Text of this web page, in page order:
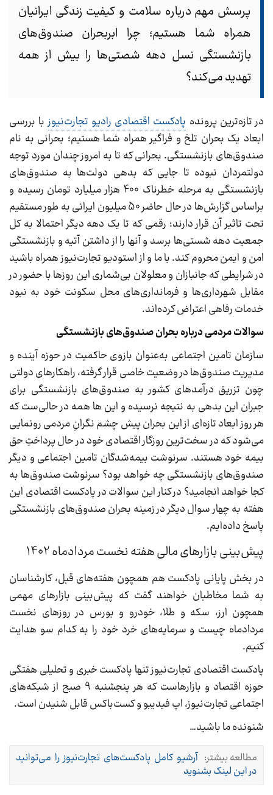
پرسش مهم درباره سلامت و کیفیت زندگی ایرانیان
همراه شما هستیم؛ چرا ابربحران صندوق‌های
بازنشستگی نسل دهه شصتی‌ها را بیش از همه
تهدید می‌کند؟
در تازه‌ترین پرونده پادکست اقتصادی رادیو تجارت‌نیوزبا بررسی
ابعاد یک بحران تلخ و فراگیر همراه شما هستیم؛ بحرانی به نام
صندوق‌های بازنشستگی. بحرانی که تا به امروز چندان مورد توجه
دولتمردان نبوده تا جایی که بدهی دولت‌ها به صندوق‌های
بازنشستگی به مرحله خطرناک 400 هزار میلیارد تومان رسیده و
براساس گزارش‌ها در حال حاضر 50 میلیون ایرانی به طور مستقیم
تحت تاثیر آن قرار دارند؛ رقمی که تا یک دهه دیگر احتمالا به کل
جمعیت دهه شستی‌ها برسد و آنها را از داشتن آتیه و بازنشستگی
امن و ایمن محروم کند. با ما و از استودیو تجارت‌نیوز همراه باشید
در شرایطی که جانبازان و معلولان بی‌شماری این روزها با حضور در
مقابل شهرداری‌ها و فرمانداری‌های محل سکونت خود به نبود
خدمات رفاهی اعتراض کرده‌اند.
سوالات مردمی درباره بحران صندوق‌های بازنشستگی
سازمان تامین اجتماعی به‌عنوان بازوی حاکمیت در حوزه آینده و
مدیریت صندوق‌ها در وضعیت خاصی قرار گرفته، راهکارهای دولتی
چون تزریق درآمدهای کشور به صندوق‌های بازنشستگی برای
جبران این بدهی به نتیجه نرسیده و این ها همه در حالی‌ست که
هر روز ابعاد تازه‌ای از این بحران پیش چشم نگرانِ مردمی رونمایی
می‌شود که در سخت‌ترین روزگار اقتصادی خود در حال پرداختِ حق
بیمه خود هستند. سرنوشت بیمه‌شدگان تامین اجتماعی و دیگر
صندوق‌های بازنشستگی چه خواهد بود؟ سرنوشت صندوق‌ها به
کجا خواهد انجامید؟ در کنار این سوالات در پادکست اقتصادی این
هفته به چهار سوال دیگر در زمینه بحران صندوق‌های بازنشستگی
پاسخ داده‌ایم.
پیش‌بینی بازارهای مالی هفته نخست مردادماه 1402
در بخش پایانی پادکست هم همچون هفته‌های قبل، کارشناسان
به شما مخاطبان خواهند گفت که پیش‌بینی بازارهای مهمی
همچون ارز، سکه و طلا، خودرو و بورس در روزهای نخست
مردادماه چیست و سرمایه‌های خرد خود را به کدام سو هدایت
کنیم.
پادکست اقتصادی تجارت‌نیوز تنها پادکست خبری و تحلیلی هفتگی
حوزه اقتصاد و بازارهاست که هر پنجشنبه 9 صبح از شبکه‌های
اجتماعی تجارت‌نیوز، اپ فیدیبو و کست‌باکس قابل شنیدن است.
شنونده ما باشید…
مطالعه بیشتر: آرشیو کامل پادکست‌های تجارت‌نیوز را می‌توانید
در این لینک بشنوید